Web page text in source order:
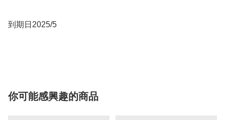
到期日2025/5
你可能感興趣的商品